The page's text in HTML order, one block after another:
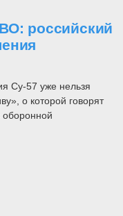
российский
Су-57 уже нельзя
о которой говорят
оборонной